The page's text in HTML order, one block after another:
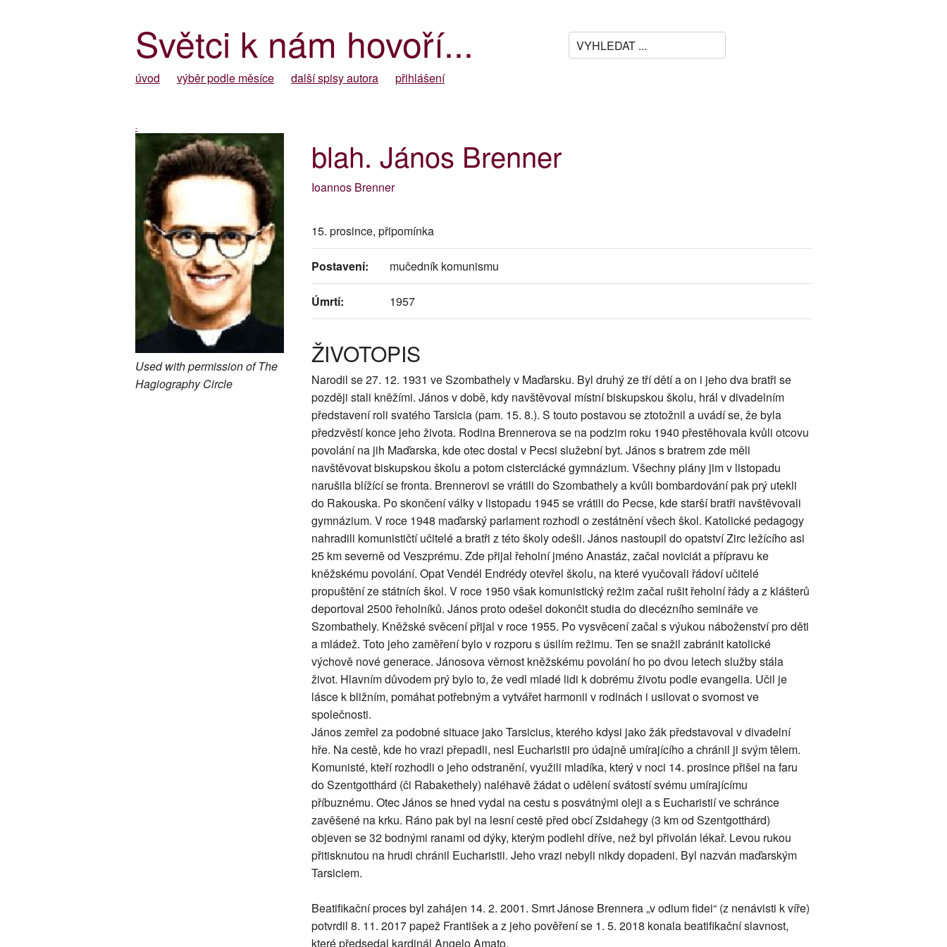
Světci k nám hovoří...
úvod výběr podle měsíce další spisy autora přihlášení
-
Used with permission of The
Hagiography Circle
blah. János Brenner
Ioannos Brenner
15. prosince, připomínka
Postavení: mučedník komunismu
Úmrtí: 1957
ŽIVOTOPIS
Narodil se 27. 12. 1931 ve Szombathely v Maďarsku. Byl druhý ze tří dětí a on i jeho dva bratři se
později stali kněžími. János v době, kdy navštěvoval místní biskupskou školu, hrál v divadelním
představení roli svatého Tarsicia (pam. 15. 8.). S touto postavou se ztotožnil a uvádí se, že byla
předzvěstí konce jeho života. Rodina Brennerova se na podzim roku 1940 přestěhovala kvůli otcovu
povolání na jih Maďarska, kde otec dostal v Pecsi služební byt. János s bratrem zde měli
navštěvovat biskupskou školu a potom cisterciácké gymnázium. Všechny plány jim v listopadu
narušila blížící se fronta. Brennerovi se vrátili do Szombathely a kvůli bombardování pak prý utekli
do Rakouska. Po skončení války v listopadu 1945 se vrátili do Pecse, kde starší bratři navštěvovali
gymnázium. V roce 1948 maďarský parlament rozhodl o zestátnění všech škol. Katolické pedagogy
nahradili komunističtí učitelé a bratři z této školy odešli. János nastoupil do opatství Zirc ležícího asi
25 km severně od Veszprému. Zde přijal řeholní jméno Anastáz, začal noviciát a přípravu ke
kněžskému povolání. Opat Vendél Endrédy otevřel školu, na které vyučovali řádoví učitelé
propuštění ze státních škol. V roce 1950 však komunistický režim začal rušit řeholní řády a z klášterů
deportoval 2500 řeholníků. János proto odešel dokončit studia do diecézního semináře ve
Szombathely. Kněžské svěcení přijal v roce 1955. Po vysvěcení začal s výukou náboženství pro děti
a mládež. Toto jeho zaměření bylo v rozporu s úsilím režimu. Ten se snažil zabránit katolické
výchově nové generace. Jánosova věrnost kněžskému povolání ho po dvou letech služby stála
život. Hlavním důvodem prý bylo to, že vedl mladé lidi k dobrému životu podle evangelia. Učil je
lásce k bližním, pomáhat potřebným a vytvářet harmonii v rodinách i usilovat o svornost ve
společnosti.
János zemřel za podobné situace jako Tarsicius, kterého kdysi jako žák představoval v divadelní
hře. Na cestě, kde ho vrazi přepadli, nesl Eucharistii pro údajně umírajícího a chránil ji svým tělem.
Komunisté, kteří rozhodli o jeho odstranění, využili mladíka, který v noci 14. prosince přišel na faru
do Szentgotthárd (či Rabakethely) naléhavě žádat o udělení svátostí svému umírajícímu
příbuznému. Otec János se hned vydal na cestu s posvátnými oleji a s Eucharistií ve schránce
zavěšené na krku. Ráno pak byl na lesní cestě před obcí Zsidahegy (3 km od Szentgotthárd)
objeven se 32 bodnými ranami od dýky, kterým podlehl dříve, než byl přivolán lékař. Levou rukou
přitisknutou na hrudi chránil Eucharistii. Jeho vrazi nebyli nikdy dopadeni. Byl nazván maďarským
Tarsiciem.
Beatifikační proces byl zahájen 14. 2. 2001. Smrt Jánose Brennera „v odium fidei“ (z nenávisti k víře)
potvrdil 8. 11. 2017 papež František a z jeho pověření se 1. 5. 2018 konala beatifikační slavnost,
které předsedal kardinál Angelo Amato.